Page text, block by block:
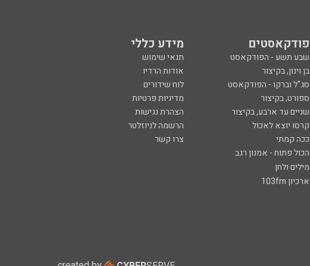
פודקאסטים מידע כללי
שבע תשע - הפודקאסט
תנאי שימוש
בן וינון, בקיצור
אודות הרדיו
סג"ל וברקו - הפודקאסט
לוח שידורים
ספורט, בקיצור
מדיניות פרטיות
שניים עד ארבע, בקיצור
הצהרת נגישות
קרסו יוצא לאכול
הרשמה לניוזלטר
ככה קמתי
צרו קשר
הכול פתוח - אמנון רגב
מילים ולחן
ארכיון 103fm